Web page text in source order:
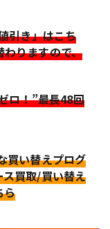
引き」はこち
りますので、
ロ！”最長48回
買い替えプログ
買取/買い替え
ら